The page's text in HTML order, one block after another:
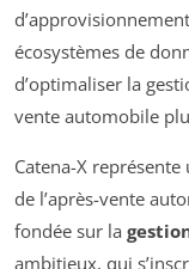
écosystèmes de
d’optimaliser la
vente automobile
Catena-X
de l’après-vente
fondée sur la
ambitieux, qui